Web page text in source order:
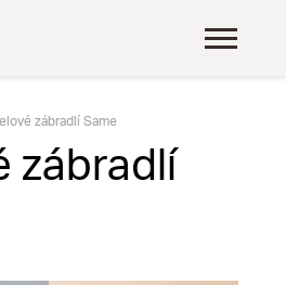
zábradlí Same
zábradlí